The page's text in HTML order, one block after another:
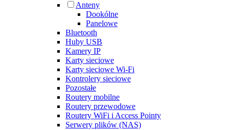
Anteny
Dookólne
Panelowe
Bluetooth
Huby USB
Kamery IP
Karty sieciowe
Karty sieciowe Wi-Fi
Kontrolery sieciowe
Pozostałe
Routery mobilne
Routery przewodowe
Routery WiFi i Access Pointy
Serwery plików (NAS)